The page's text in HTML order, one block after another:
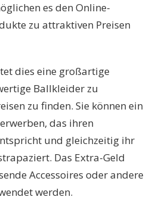
es den Online-
zu attraktiven Preisen
dies eine großartige
Ballkleider zu
zu finden. Sie können ein
das ihren
und gleichzeitig ihr
Das Extra-Geld
Accessoires oder andere
werden.